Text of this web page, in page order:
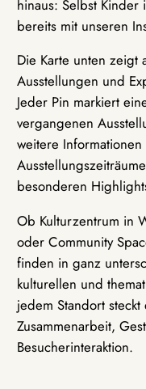
hinaus: Selbst
bereits mit unseren
Die Karte unten zeigt
Ausstellungen und
Jeder Pin markiert
vergangenen
weitere
besonderen
Ob Kulturzentrum in
oder Community
finden in ganz
kulturellen und
jedem Standort
Zusammenarbeit,
Besucherinteraktion.